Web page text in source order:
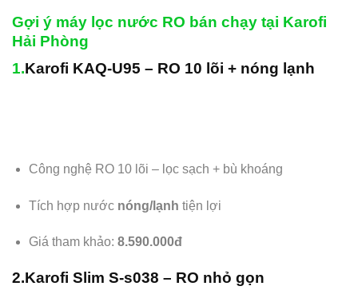
Gợi ý máy lọc nước RO bán chạy tại Karofi
Hải Phòng
1.Karofi KAQ-U95 – RO 10 lõi + nóng lạnh
Công nghệ RO 10 lõi – lọc sạch + bù khoáng
Tích hợp nước nóng/lạnh tiện lợi
Giá tham khảo: 8.590.000đ
2.Karofi Slim S-s038 – RO nhỏ gọn